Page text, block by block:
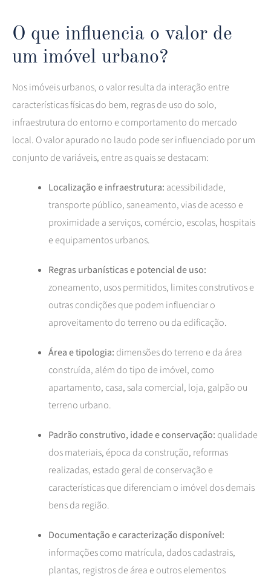
O que influencia o valor de
um imóvel urbano?
Nos imóveis urbanos, o valor resulta da interação entre
características físicas do bem, regras de uso do solo,
infraestrutura do entorno e comportamento do mercado
local. O valor apurado no laudo pode ser influenciado por um
conjunto de variáveis, entre as quais se destacam:
Localização e infraestrutura: acessibilidade,
transporte público, saneamento, vias de acesso e
proximidade a serviços, comércio, escolas, hospitais
e equipamentos urbanos.
Regras urbanísticas e potencial de uso:
zoneamento, usos permitidos, limites construtivos e
outras condições que podem influenciar o
aproveitamento do terreno ou da edificação.
Área e tipologia: dimensões do terreno e da área
construída, além do tipo de imóvel, como
apartamento, casa, sala comercial, loja, galpão ou
terreno urbano.
Padrão construtivo, idade e conservação: qualidade
dos materiais, época da construção, reformas
realizadas, estado geral de conservação e
características que diferenciam o imóvel dos demais
bens da região.
Documentação e caracterização disponível:
informações como matrícula, dados cadastrais,
plantas, registros de área e outros elementos